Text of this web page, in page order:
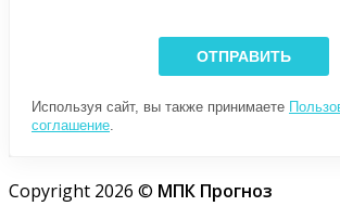
Используя сайт, вы также принимаете
соглашение.
Copyright 2026 © МПК Прогноз